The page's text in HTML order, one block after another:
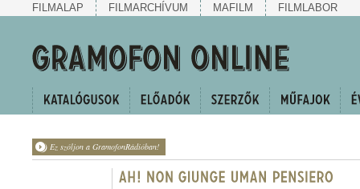
FILMALAP FILMARCHÍVUM MAFILM FILMLABOR
Ez szóljon a GramofonRádióban!